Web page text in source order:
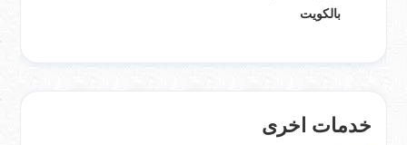
بالكويت
خدمات اخرى